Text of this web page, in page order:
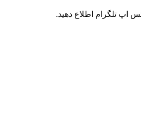
اپ تلگرام اطلاع دهید.